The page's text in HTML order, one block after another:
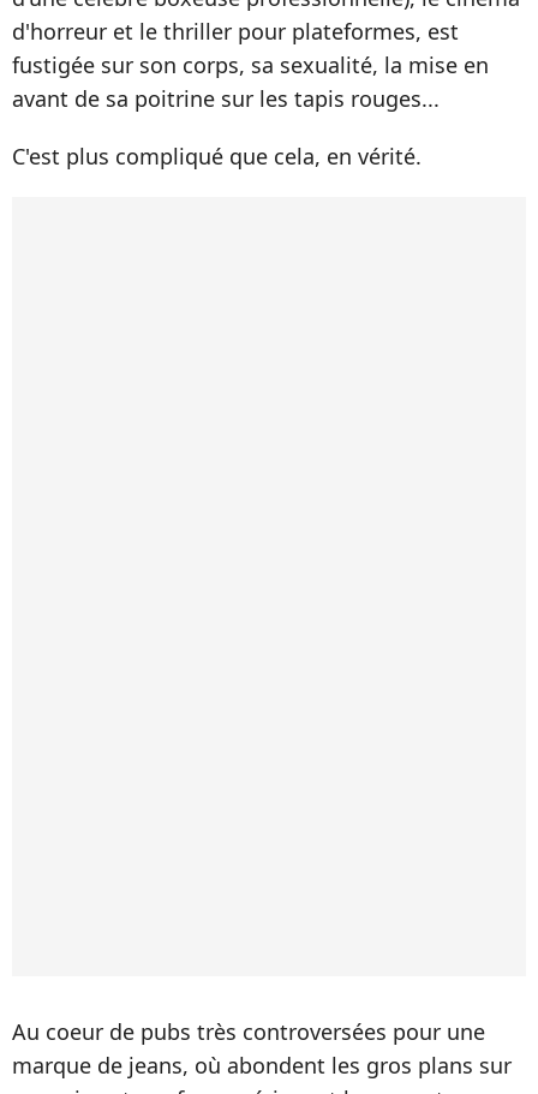
d'horreur et le thriller pour plateformes, est
fustigée sur son corps, sa sexualité, la mise en
avant de sa poitrine sur les tapis rouges...
C'est plus compliqué que cela, en vérité.
Au coeur de pubs très controversées pour une
marque de jeans, où abondent les gros plans sur